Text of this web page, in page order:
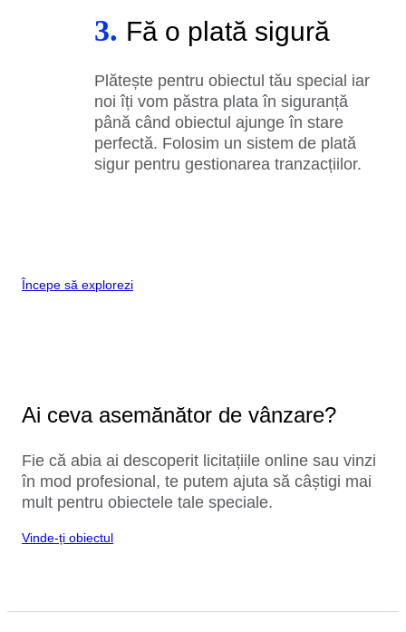
3. Fă o plată sigură
Plătește pentru obiectul tău special iar
noi îți vom păstra plata în siguranță
până când obiectul ajunge în stare
perfectă. Folosim un sistem de plată
sigur pentru gestionarea tranzacțiilor.
Începe să explorezi
Ai ceva asemănător de vânzare?
Fie că abia ai descoperit licitațiile online sau vinzi
în mod profesional, te putem ajuta să câștigi mai
mult pentru obiectele tale speciale.
Vinde-ți obiectul